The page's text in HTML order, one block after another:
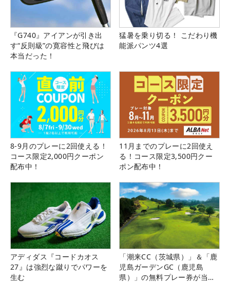
『G740』アイアンが引き出
す“反則級”の寛容性と飛びは
本当だった！
猛暑を乗り切る！ こだわり機
能派パンツ4選
8-9月のプレーに2回使える！
コース限定2,000円クーポン
配布中！
11月までのプレーに2回使え
る！コース限定3,500円クー
ポン配布中！
アディダス『コードカオス
27』は強烈な蹴りでパワーを
生む
「潮来CC（茨城県）」＆「鹿
児島ガーデンGC（鹿児島
県）」の無料プレー券が当た